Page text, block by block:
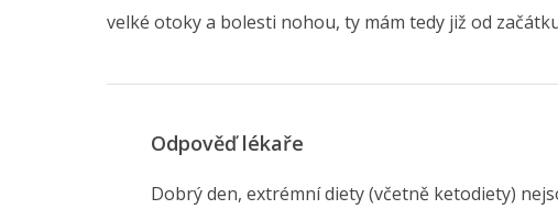
velké otoky a bolesti nohou, ty mám tedy již od
Odpověď lékaře
Dobrý den, extrémní diety (včetně ketodiety)